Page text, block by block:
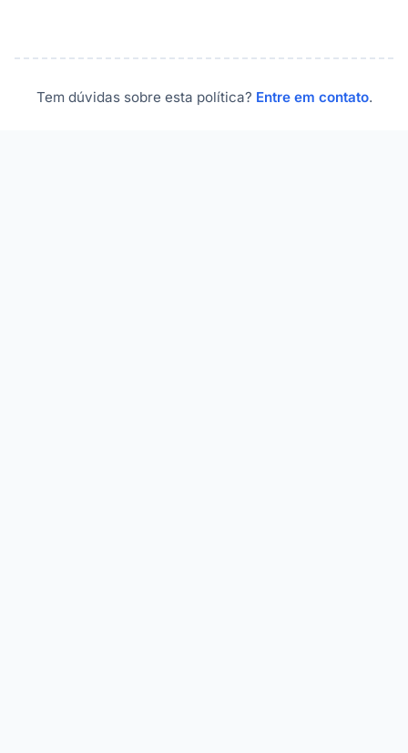
Tem dúvidas sobre esta política? Entre em contato.